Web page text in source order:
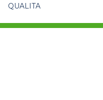
QUALITA